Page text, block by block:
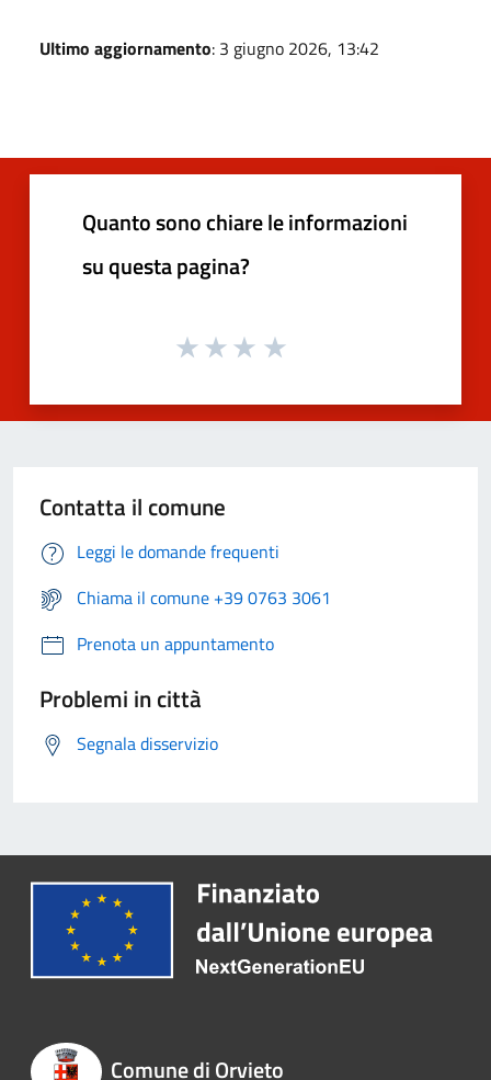
Ultimo aggiornamento: 3 giugno 2026, 13:42
Quanto sono chiare le informazioni
su questa pagina?
Contatta il comune
Leggi le domande frequenti
Chiama il comune +39 0763 3061
Prenota un appuntamento
Problemi in città
Segnala disservizio
Comune di Orvieto